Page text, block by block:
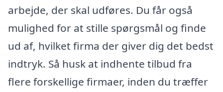
arbejde, der skal udføres. Du får også
mulighed for at stille spørgsmål og finde
ud af, hvilket firma der giver dig det bedst
indtryk. Så husk at indhente tilbud fra
flere forskellige firmaer, inden du træffer